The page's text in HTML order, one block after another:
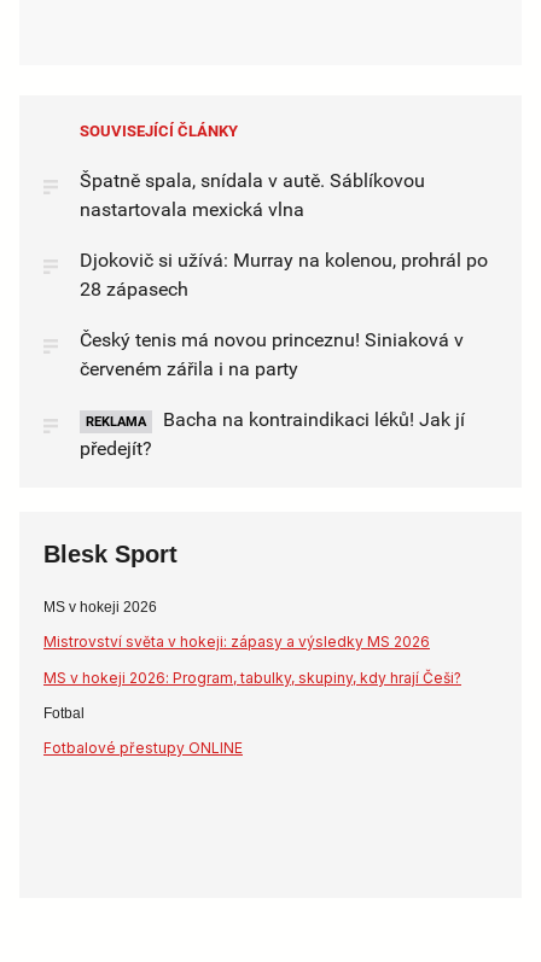
SOUVISEJÍCÍ ČLÁNKY
Špatně spala, snídala v autě. Sáblíkovou
nastartovala mexická vlna
Djokovič si užívá: Murray na kolenou, prohrál po
28 zápasech
Český tenis má novou princeznu! Siniaková v
červeném zářila i na party
REKLAMA
Bacha na kontraindikaci léků! Jak jí
předejít?
Blesk Sport
MS v hokeji 2026
Mistrovství světa v hokeji: zápasy a výsledky MS 2026
MS v hokeji 2026: Program, tabulky, skupiny, kdy hrají Češi?
Fotbal
Fotbalové přestupy ONLINE